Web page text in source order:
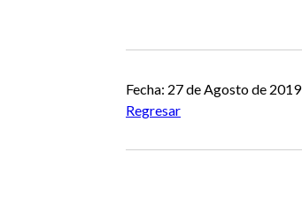
Fecha: 27 de Agosto de 2019
Regresar